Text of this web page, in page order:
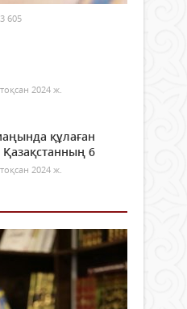
3 605
2024 ж.
құлаған
6
2024 ж.